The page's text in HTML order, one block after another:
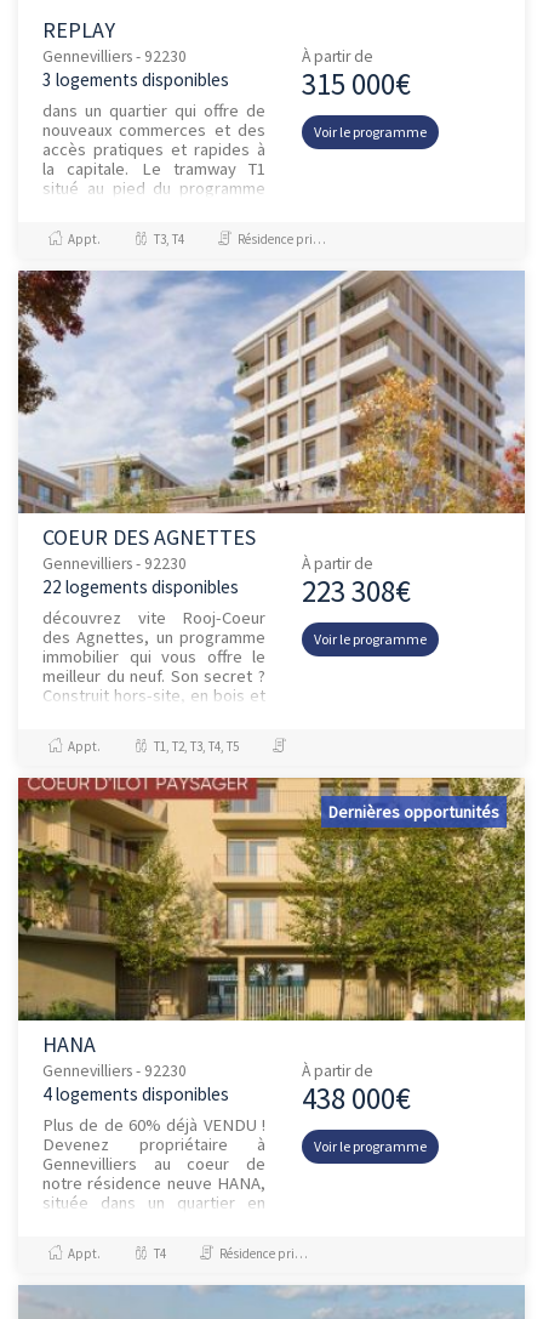
REPLAY
Gennevilliers - 92230
3 logements disponibles
dans un quartier qui offre de
nouveaux commerces et des
accès pratiques et rapides à
la capitale. Le tramway T1
situé au pied du programme
13 en 10 minutes puis...
À partir de
315 000€
Voir le programme
Appt. T3, T4 Résidence principale / PTZ, Investissement et Défiscalisation
COEUR DES AGNETTES
Gennevilliers - 92230
22 logements disponibles
découvrez vite Rooj-Coeur
des Agnettes, un programme
immobilier qui vous offre le
meilleur du neuf. Son secret ?
Construit hors-site, en bois et
A (l'excellence é...
À partir de
223 308€
Voir le programme
Appt. T1, T2, T3, T4, T5
Dernières opportunités
HANA
Gennevilliers - 92230
4 logements disponibles
Plus de de 60% déjà VENDU !
Devenez propriétaire à
Gennevilliers au coeur de
notre résidence neuve HANA,
située dans un quartier en
À partir de
438 000€
Voir le programme
Appt. T4 Résidence principale / PTZ, Investissement et Défiscalisation